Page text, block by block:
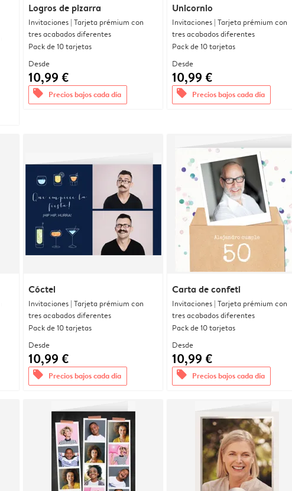
Logros de pizarra
Invitaciones | Tarjeta prémium con
tres acabados diferentes
Pack de 10 tarjetas
Desde
10,99 €
offers Precios bajos cada día
Unicornio
Invitaciones | Tarjeta prémium con
tres acabados diferentes
Pack de 10 tarjetas
Desde
10,99 €
offers Precios bajos cada día
Cóctel
Invitaciones | Tarjeta prémium con
tres acabados diferentes
Pack de 10 tarjetas
Desde
10,99 €
offers Precios bajos cada día
Carta de confeti
Invitaciones | Tarjeta prémium con
tres acabados diferentes
Pack de 10 tarjetas
Desde
10,99 €
offers Precios bajos cada día